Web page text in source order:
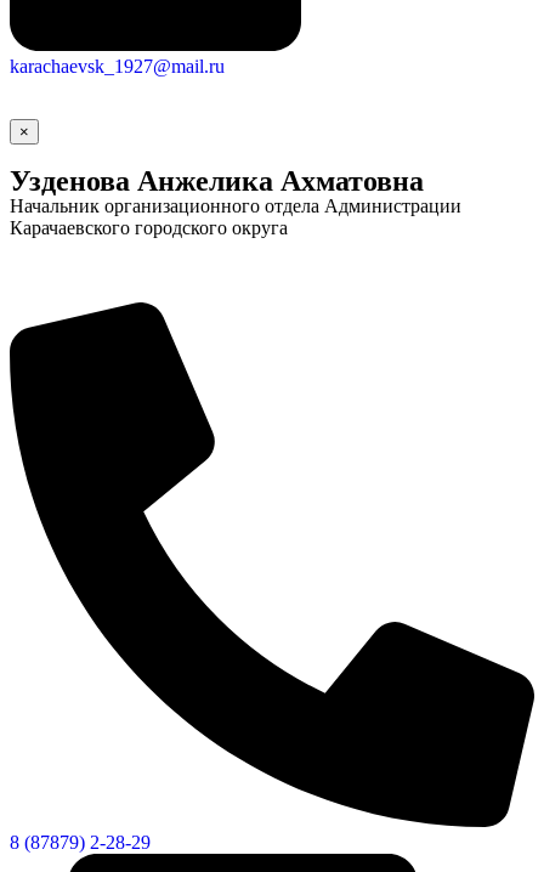
karachaevsk_1927@mail.ru
×
Узденова Анжелика Ахматовна
Начальник организационного отдела Администрации
Карачаевского городского округа
8 (87879) 2-28-29